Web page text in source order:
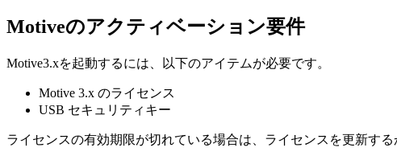
Motiveのアクティベーション要件
Motive3.xを起動するには、以下のアイテムが必要です。
Motive 3.x のライセンス
USB セキュリティキー
ライセンスの有効期限が切れている場合は、ライセンスを更新す